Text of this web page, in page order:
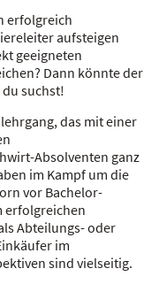
erfolgreich
aufsteigen
geeigneten
Dann könnte der
du suchst!
das mit einer
Absolventen ganz
im Kampf um die
vor Bachelor-
erfolgreichen
Abteilungs- oder
im
sind vielseitig.